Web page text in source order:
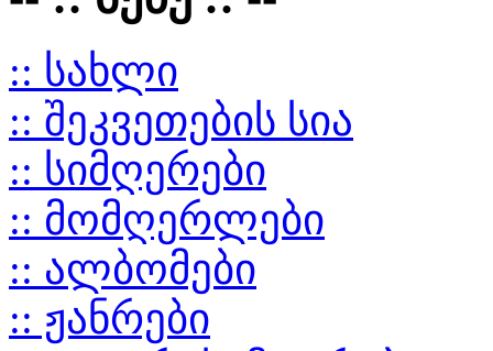
:: სახლი
:: შეკვეთების სია
:: სიმღერები
:: მომღერლები
:: ალბომები
:: ჟანრები